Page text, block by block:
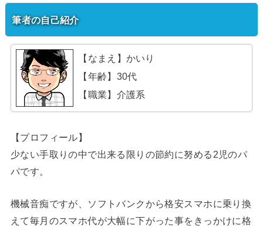
筆者の自己紹介
【なまえ】かいり
【年齢】30代
【職業】介護系
【プロフィール】
少ない手取りの中で出来る限りの節約に努める2児のパ
パです。
機械音痴ですが、ソフトバンクから格安スマホに乗り換
えて毎月のスマホ代が大幅に下がった事をきっかけに格